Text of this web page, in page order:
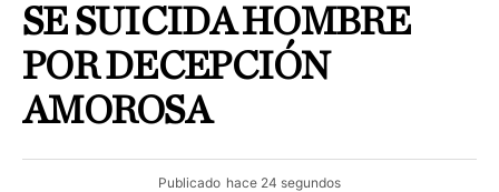
SE SUICIDA HOMBRE
POR DECEPCIÓN
AMOROSA
Publicado hace 24 segundos